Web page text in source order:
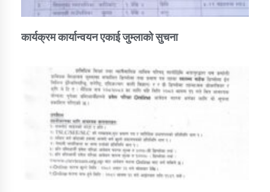
कार्यक्रम कार्यान्वयन एकाई जुम्लाको सुचना